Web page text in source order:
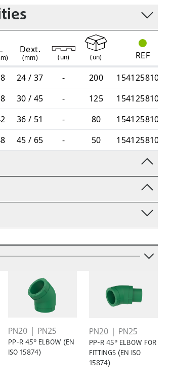
Dext.
(mm) (un) (un)
REF
24 / 37 - 200
15412581003
30 / 45 - 125
15412581004
36 / 51 - 80
15412581005
45 / 65 - 50 15412581006
PN20 PN25
PP-R 45° ELBOW (EN
ISO 15874)
PN20 PN25
PP-R 45° ELBOW FOR
FITTINGS (EN ISO
15874)